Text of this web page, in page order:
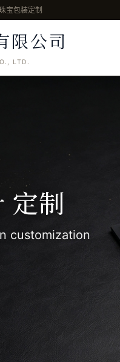
宝包装定制
限公司
LTD.
定制
customization